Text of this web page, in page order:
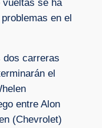
vueltas se ha
en el
dos carreras
el
entre Alon
(Chevrolet)